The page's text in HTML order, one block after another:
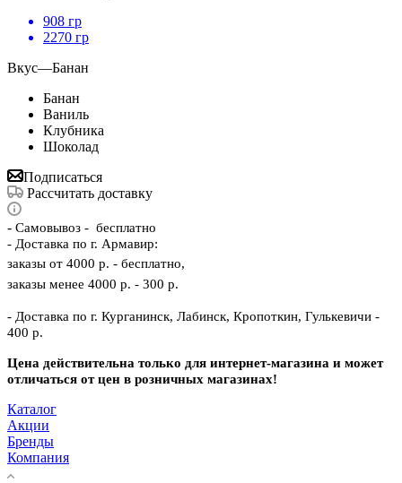
908 гр
2270 гр
Вкус—Банан
Банан
Ваниль
Клубника
Шоколад
Подписаться
Рассчитать доставку
- Самовывоз - бесплатно
- Доставка по г. Армавир:
заказы от 4000 р. - бесплатно,
заказы менее 4000 р. - 300 р.
- Доставка по г. Курганинск, Лабинск, Кропоткин, Гулькевичи -
400 р.
Цена действительна только для интернет-магазина и может
отличаться от цен в розничных магазинах!
Каталог
Акции
Бренды
Компания